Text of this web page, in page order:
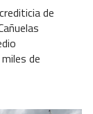
de
de